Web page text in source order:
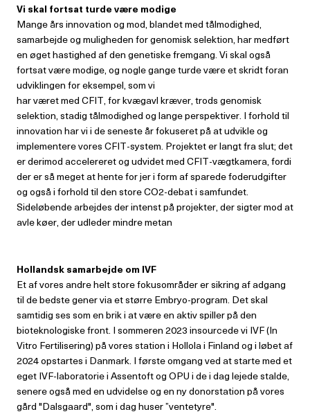
Vi skal fortsat turde være modige
Mange års innovation og mod, blandet med tålmodighed,
samarbejde og muligheden for genomisk selektion, har medført
en øget hastighed af den genetiske fremgang. Vi skal også
fortsat være modige, og nogle gange turde være et skridt foran
udviklingen for eksempel, som vi
har været med CFIT, for kvægavl kræver, trods genomisk
selektion, stadig tålmodighed og lange perspektiver. I forhold til
innovation har vi i de seneste år fokuseret på at udvikle og
implementere vores CFIT-system. Projektet er langt fra slut; det
er derimod accelereret og udvidet med CFIT-vægtkamera, fordi
der er så meget at hente for jer i form af sparede foderudgifter
og også i forhold til den store CO2-debat i samfundet.
Sideløbende arbejdes der intenst på projekter, der sigter mod at
avle køer, der udleder mindre metan
Hollandsk samarbejde om IVF
Et af vores andre helt store fokusområder er sikring af adgang
til de bedste gener via et større Embryo-program. Det skal
samtidig ses som en brik i at være en aktiv spiller på den
bioteknologiske front. I sommeren 2023 insourcede vi IVF (In
Vitro Fertilisering) på vores station i Hollola i Finland og i løbet af
2024 opstartes i Danmark. I første omgang ved at starte med et
eget IVF-laboratorie i Assentoft og OPU i de i dag lejede stalde,
senere også med en udvidelse og en ny donorstation på vores
gård "Dalsgaard", som i dag huser ”ventetyre".